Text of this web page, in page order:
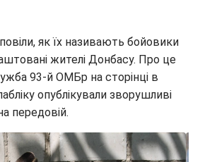
як їх називають бойовики
жителі Донбасу. Про це
93-й ОМБр на сторінці в
опублікували зворушливі
передовій.